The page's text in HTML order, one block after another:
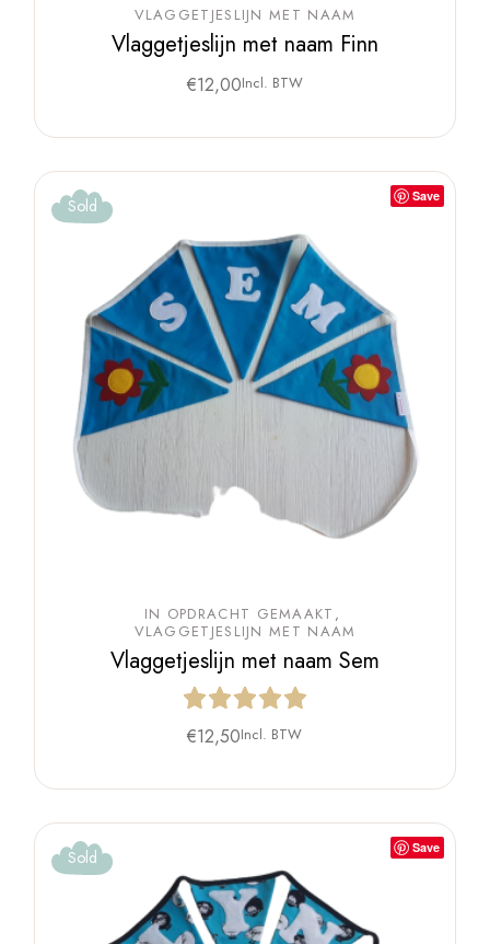
VLAGGETJESLIJN MET NAAM
Vlaggetjeslijn met naam Finn
€12,00Incl. BTW
Save
Sold
IN OPDRACHT GEMAAKT
VLAGGETJESLIJN MET NAAM
Vlaggetjeslijn met naam Sem
€12,50Incl. BTW
Save
Sold